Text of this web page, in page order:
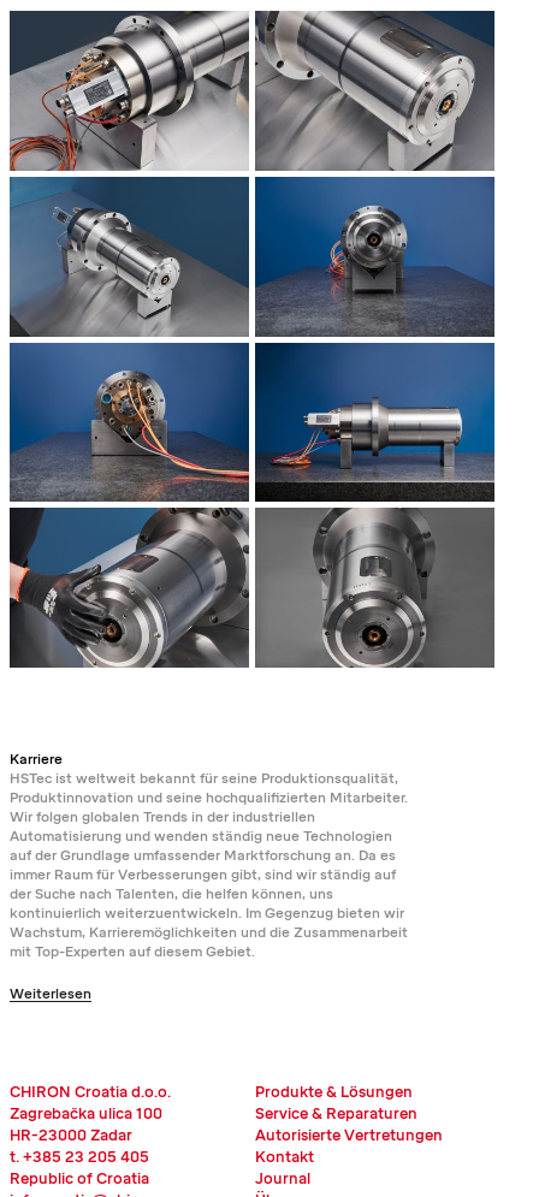
Karriere
HSTec ist weltweit bekannt für seine Produktionsqualität,
Produktinnovation und seine hochqualifizierten Mitarbeiter.
Wir folgen globalen Trends in der industriellen
Automatisierung und wenden ständig neue Technologien
auf der Grundlage umfassender Marktforschung an. Da es
immer Raum für Verbesserungen gibt, sind wir ständig auf
der Suche nach Talenten, die helfen können, uns
kontinuierlich weiterzuentwickeln. Im Gegenzug bieten wir
Wachstum, Karrieremöglichkeiten und die Zusammenarbeit
mit Top-Experten auf diesem Gebiet.
Weiterlesen
CHIRON Croatia d.o.o.
Zagrebačka ulica 100
HR-23000 Zadar
t. +385 23 205 405
Republic of Croatia
Produkte & Lösungen
Service & Reparaturen
Autorisierte Vertretungen
Kontakt
Journal